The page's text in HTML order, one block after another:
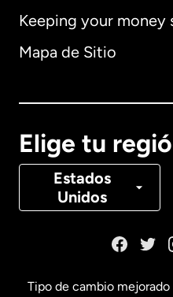
Keeping your money
Mapa de Sitio
Elige tu
Estados
Unidos
Alemania
Canadá
Tipo de cambio